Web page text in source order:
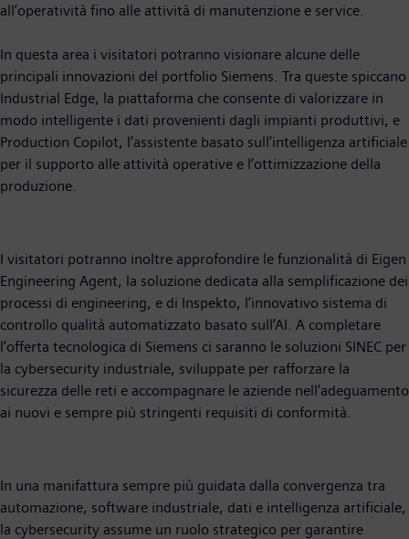
all’operatività fino alle attività di manutenzione e service.
In questa area i visitatori potranno visionare alcune delle
principali innovazioni del portfolio Siemens. Tra queste spiccano
Industrial Edge, la piattaforma che consente di valorizzare in
modo intelligente i dati provenienti dagli impianti produttivi, e
Production Copilot, l’assistente basato sull’intelligenza artificiale
per il supporto alle attività operative e l’ottimizzazione della
produzione.
I visitatori potranno inoltre approfondire le funzionalità di Eigen
Engineering Agent, la soluzione dedicata alla semplificazione dei
processi di engineering, e di Inspekto, l’innovativo sistema di
controllo qualità automatizzato basato sull’AI. A completare
l’offerta tecnologica di Siemens ci saranno le soluzioni SINEC per
la cybersecurity industriale, sviluppate per rafforzare la
sicurezza delle reti e accompagnare le aziende nell’adeguamento
ai nuovi e sempre più stringenti requisiti di conformità.
In una manifattura sempre più guidata dalla convergenza tra
automazione, software industriale, dati e intelligenza artificiale,
la cybersecurity assume un ruolo strategico per garantire